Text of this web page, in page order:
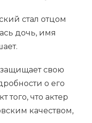
стал отцом
дочь, имя
свою
о его
того, что актер
качеством,